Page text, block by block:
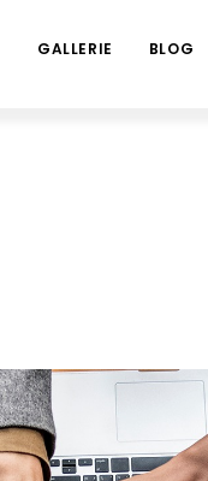
GALLERIE BLOG